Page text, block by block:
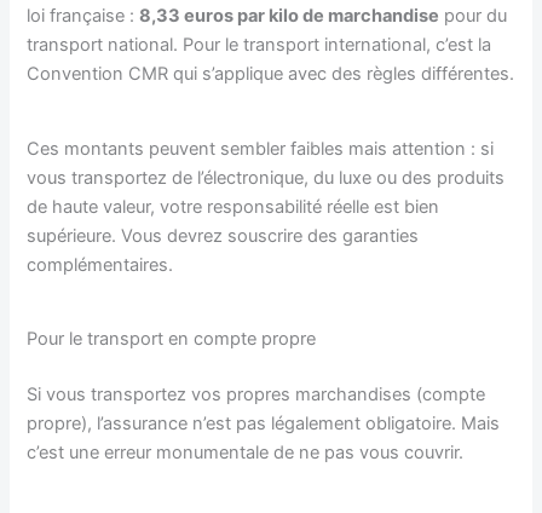
loi française :8,33 euros par kilo de marchandise pour du
transport national. Pour le transport international, c’est la
Convention CMR qui s’applique avec des règles différentes.
Ces montants peuvent sembler faibles mais attention : si
vous transportez de l’électronique, du luxe ou des produits
de haute valeur, votre responsabilité réelle est bien
supérieure. Vous devrez souscrire des garanties
complémentaires.
Pour le transport en compte propre
Si vous transportez vos propres marchandises (compte
propre), l’assurance n’est pas légalement obligatoire. Mais
c’est une erreur monumentale de ne pas vous couvrir.